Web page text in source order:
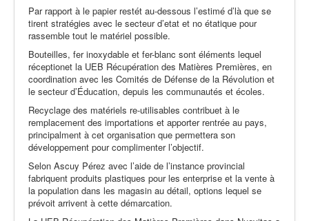
Par rapport à le papier restét au-dessous l’estimé d’là que se
tirent stratégies avec le secteur d’etat et no étatique pour
rassemble tout le matériel possible.
Bouteilles, fer inoxydable et fer-blanc sont éléments lequel
réceptionet la UEB Récupération des Matières Premières, en
coordination avec les Comités de Défense de la Révolution et
le secteur d’Éducation, depuis les communautés et écoles.
Recyclage des matériels re-utilisables contribuet à le
remplacement des importations et apporter rentrée au pays,
principalment à cet organisation que permettera son
développement pour complimenter l’objectif.
Selon Ascuy Pérez avec l’aide de l’instance provincial
fabriquent produits plastiques pour les enterprise et la vente à
la population dans les magasin au détail, options lequel se
prévoit arrivent à cette démarcation.